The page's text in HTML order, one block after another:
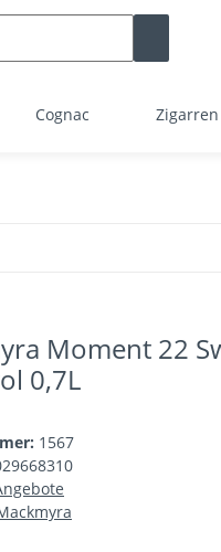
Cognac Zigarren
Moment 22
0,7L
1567